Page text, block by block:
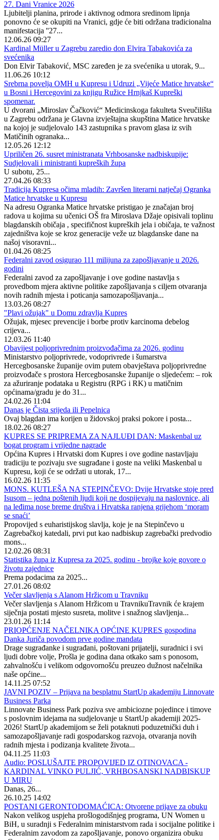
27. Dani Vranice 2026
Ljubitelji planina, prirode i aktivnog odmora sredinom lipnja
ponovno će se okupiti na Vranici, gdje će biti održana tradicionalna
manifestacija ''27...
12.06.26 09:27
Kardinal Müller u Zagrebu zaredio don Elvira Tabakovića za
svećenika
Don Elvir Tabaković, MSC zaređen je za svećenika u utorak, 9...
11.06.26 10:12
Srebrna povelja OMH u Kupresu i Udruzi „Vijeće Matice hrvatske“
u Bosni i Hercegovini za knjigu Ružice Hrnjkaš Kupreški
spomenar.
U dvorani „Miroslav Čačković“ Medicinskoga fakulteta Sveučilišta
u Zagrebu održana je Glavna izvještajna skupština Matice hrvatske
na kojoj je sudjelovalo 143 zastupnika s pravom glasa iz svih
Matičinih ogranaka...
12.05.26 12:12
Upriličen 26. susret ministranata Vrhbosanske nadbiskupije:
Sudjelovali i ministranti kupreških župa
U subotu, 25...
27.04.26 08:33
Tradicija Kupresa očima mladih: Završen literarni natječaj Ogranka
Matice hrvatske u Kupresu
Na adresu Ogranka Matice hrvatske pristigao je značajan broj
radova u kojima su učenici OŠ fra Miroslava Džaje opisivali toplinu
blagdanskih običaja , specifičnost kupreških jela i običaja, te važnost
zajedništva koje se kroz generacije veže uz blagdanske dane na
našoj visoravni...
01.04.26 08:25
Federalni zavod osigurao 111 milijuna za zapošljavanje u 2026.
godini
Federalni zavod za zapošljavanje i ove godine nastavlja s
provedbom mjera aktivne politike zapošljavanja s ciljem otvaranja
novih radnih mjesta i poticanja samozapošljavanja...
13.03.26 08:27
"Plavi ožujak" u Domu zdravlja Kupres
Ožujak, mjesec prevencije i borbe protiv karcinoma debelog
crijeva...
12.03.26 11:40
Obavijest poljoprivrednim proizvođačima za 2026. godinu
Ministarstvo poljoprivrede, vodoprivrede i šumarstva
Hercegbosanske županije ovim putem obavještava poljoprivredne
proizvođače s prostora Hercegbosanske županije o sljedećem: – rok
za ažuriranje podataka u Registru (RPG i RK) u matičnim
općinama/gradu je do 31...
24.02.26 11:04
Danas je Čista srijeda ili Pepelnica
Ovaj blagdan ima korijen u židovskoj praksi pokore i posta...
18.02.26 08:27
KUPRES SE PRIPREMA ZA NAJLUĐI DAN: Maskenbal uz
bogat program i vrijedne nagrade
Općina Kupres i Hrvatski dom Kupres i ove godine nastavljaju
tradiciju te pozivaju sve sugrađane i goste na veliki Maskenbal u
Kupresu, koji će se održati u utorak, 17...
16.02.26 11:35
MONS. KUTLEŠA NA STEPINČEVO: Dvije Hrvatske stoje pred
Isusom – jedna poštenih ljudi koji ne dospijevaju na naslovnice, ali
na leđima nose breme društva i Hrvatska ranjena grijehom ‘moram
se snaći’
Propovijed s euharistijskog slavlja, koje je na Stepinčevo u
Zagrebačkoj katedali, prvi put kao nadbiskup zagrebački predvodio
mons...
12.02.26 08:31
Statistika župa iz Kupresa za 2025. godinu - brojke koje govore o
životu zajednice
Prema podacima za 2025...
27.01.26 08:02
Večer slavljenja s Alanom Hržicom u Travniku
Večer slavljenja s Alanom Hržicom u TravnikuTravnik će krajem
siječnja postati mjesto susreta, molitve i snažnog slavljenja...
23.01.26 11:14
PRIOPĆENJE NAČELNIKA OPĆINE KUPRES gospodina
Danka Juriča povodom prve godine mandata
Drage sugrađanke i sugrađani, poštovani prijatelji, suradnici i svi
ljudi dobre volje, Prošla je godina dana otkako sam s ponosom,
zahvalnošću i velikom odgovornošću preuzeo dužnost načelnika
naše općine...
14.11.25 07:52
JAVNI POZIV – Prijava na besplatnu StartUp akademiju Linnovate
Business Parka
Linnovate Business Park poziva sve ambiciozne pojedince i timove
s poslovnim idejama na sudjelovanje u StartUp akademiji 2025-
2026! StartUp akademijom se želi potaknuti poduzetnički duh i
samozapošljavanje radi gospodarskog razvoja, otvaranja novih
radnih mjesta i podizanja kvalitete života...
04.11.25 11:03
Audio: POSLUŠAJTE PROPOVIJED IZ OTINOVACA -
KARDINAL VINKO PULJIĆ, VRHBOSANSKI NADBISKUP
U MIRU
Danas, 26...
26.10.25 14:02
POSTANI GERONTODOMAĆICA: Otvorene prijave za obuku
Nakon velikog uspjeha prošlogodišnjeg programa, UN Women u
BiH, u suradnji s Federalnim ministarstvom rada i socijalne politike i
Federalnim zavodom za zapošljavanje, ponovo organizira obuku